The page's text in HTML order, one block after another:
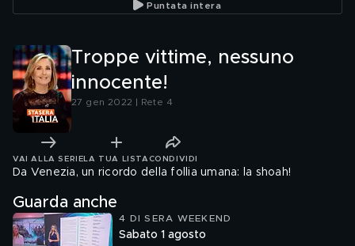
Puntata intera
Troppe vittime, nessuno
innocente!
27 gen 2022 | Rete 4
VAI ALLA SERIE LA TUA LISTA CONDIVIDI
Da Venezia, un ricordo della follia umana: la shoah!
Guarda anche
4 DI SERA WEEKEND
Sabato 1 agosto